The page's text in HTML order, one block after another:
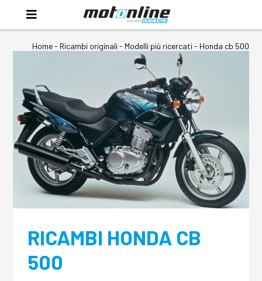
Home- Ricambi originali - Modelli più ricercati - Honda cb 500
RICAMBI HONDA CB
500